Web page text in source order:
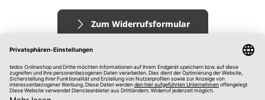
Zum Widerrufsformular
Impressum
AGB